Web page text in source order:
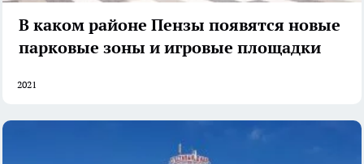
В каком районе Пензы появятся новые
парковые зоны и игровые площадки
2021